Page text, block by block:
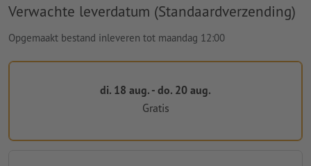
Verwachte leverdatum (Standaardverzending)
Opgemaakt bestand inleveren tot maandag 12:00
di. 18 aug. - do. 20 aug.
Gratis